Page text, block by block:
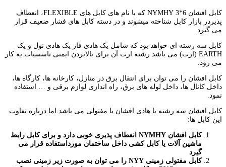
کابل افشان 6*3 NYMHY که با نام های کابل های FLEXIBLE، انعطاف
پذیردر بازار کابل شناخته میشوند و در دسته کابل های فشار ضعیف قرار
می گیرد.
کابل سه رشته ای خواهد بود که شامل یک هادی فاز یک هادی نول و یک
EARTH (ارت) می باشد رشته ارت آن برای بالابردن ایمنی تاسسیات به کار
می رود.
کابل افشان را می توان برای انتقال برق در منازل، کارخانه ها، کارگاه ها،
داخل کانال ها، داخل لوله های برق، راه اندازی لوازم برقی و … استفاده
نمود.
کابل افشان سه رشته با هادی افشان یا مفتولی می باشد.اما درباره تفاوت
این کابل ها:
کابل افشان NYMHY انعطاف پذیری خوبی دارد و برای کابل رابط
ماشین آلات یا کابل کشی داخل ساختمان مورداستفاده قرار می
گیرد
کابل مفتولی زمینی NYY را می توان به صورت زیر زمینی نصب